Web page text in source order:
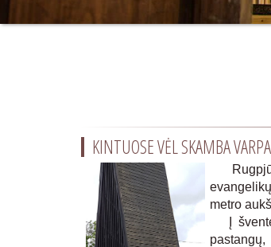
KINTUOSE VĖL SKAMBA
metro
Į šventę